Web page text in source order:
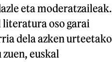
eta moderatzaileak.
literatura oso garai
dela azken urteetako
euskal